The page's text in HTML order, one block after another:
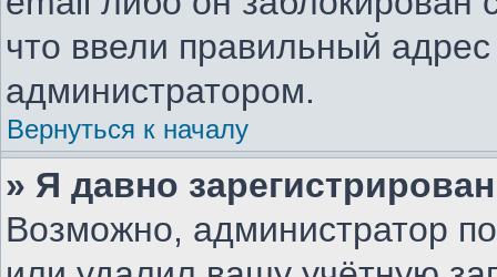
что ввели правильный
администратором.
Вернуться к началу
» Я давно
Возможно, администратор